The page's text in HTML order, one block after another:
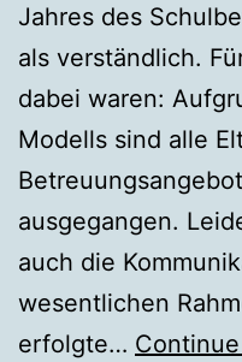
Jahres des
als verständlich.
dabei waren:
Modells sind alle
ausgegangen.
auch die
wesentlichen
erfolgte…